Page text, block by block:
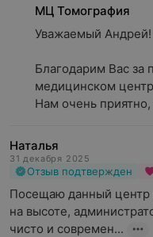
МЦ Томография
Уважаемый Андрей!
Благодарим Вас за
медицинском
Нам очень приятно,
Наталья
31 декабря 2025
Отзыв подтвержден
Посещаю данный центр
на высоте,
чисто и современ...